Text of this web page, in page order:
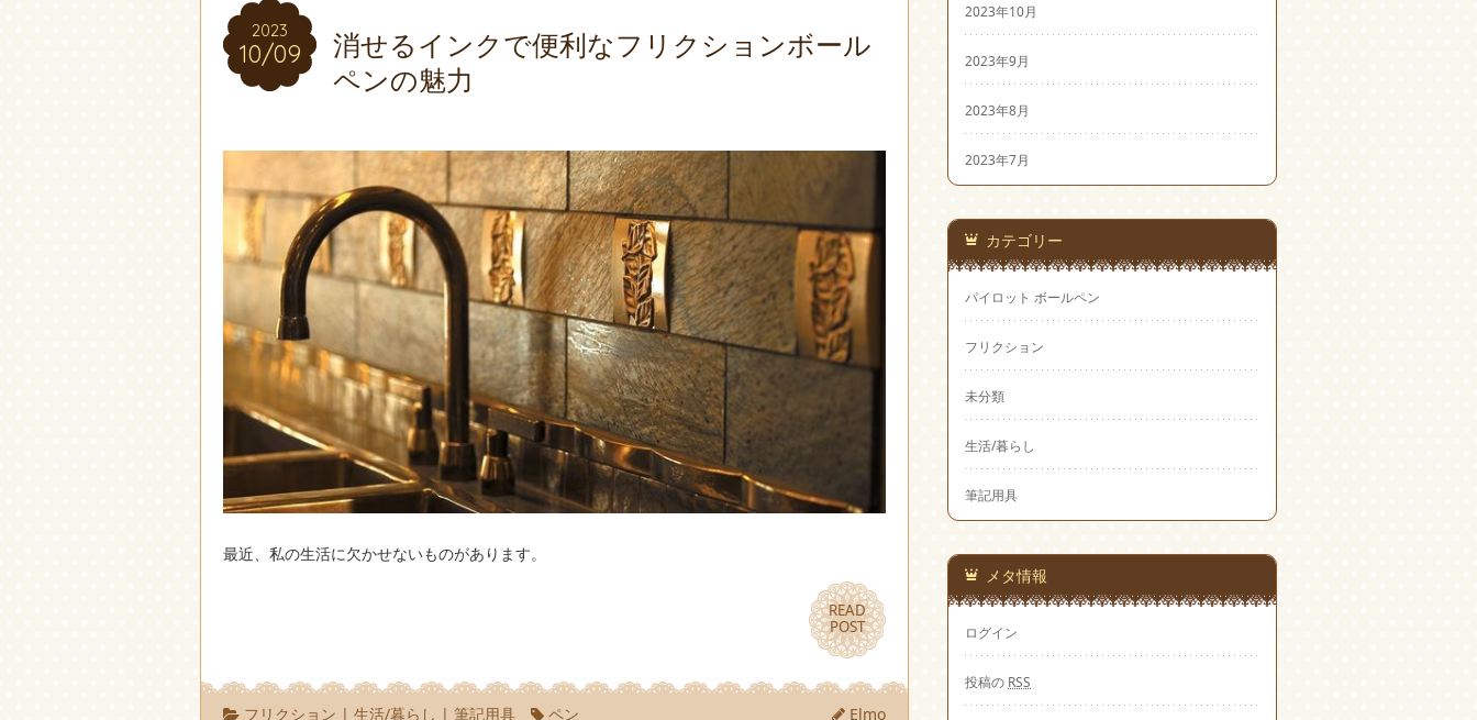
2023
10/09
2023
10/09
消せるインクで便利なフリクションボール
ペンの魅力
最近、私の生活に欠かせないものがあります。
READ
POST
READ
POST
フリクション |生活/暮らし | 筆記用具 ペン Elmo
2023年10月
2023年9月
2023年8月
2023年7月
カテゴリー
パイロット ボールペン
フリクション
未分類
生活/暮らし
筆記用具
メタ情報
ログイン
投稿の RSS